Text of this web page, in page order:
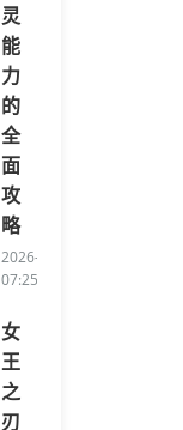
灵
能
力
的
全
面
攻
略
2026-08-07
07:25:34/li>
女
王
之
刃